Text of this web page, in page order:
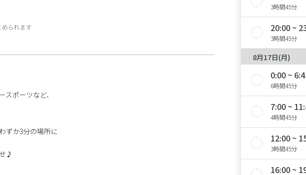
られます
ポーツなど、
ずか3分の場所に
♪
3時間45分
20:00 ~
3時間45分
8月17日(月)
0:00 ~
6時間45分
7:00 ~
4時間45分
12:00 ~
3時間45分
16:00 ~